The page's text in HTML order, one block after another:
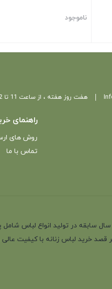
ناموجود
هفت روز هفته ، از ساعت 11 تا 22 پاسخگوی شما هستیم.
راهنمای
روش های
تماس با ما
فروشگاه سیاکُر فروش لباس زنانه با بیش از 35
قصد خرید لباس زنانه با کیفیت